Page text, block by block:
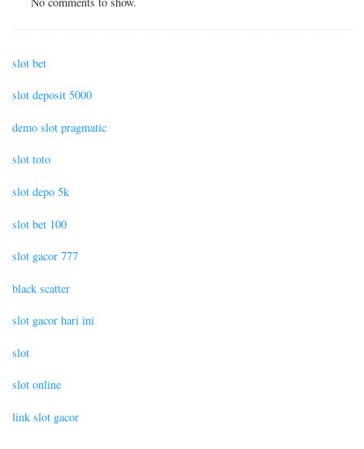
slot bet
slot deposit 5000
demo slot pragmatic
slot toto
slot depo 5k
slot bet 100
slot gacor 777
black scatter
slot gacor hari ini
slot
slot online
link slot gacor